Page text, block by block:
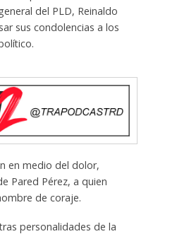
del PLD, Reinaldo
sus condolencias a los
en medio del dolor,
Pared Pérez, a quien
de coraje.
personalidades de la